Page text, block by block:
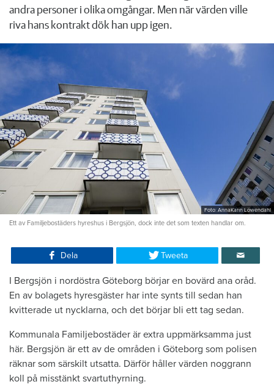
andra personer i olika omgångar. Men när värden ville
riva hans kontrakt dök han upp igen.
Foto: AnnaKarin Löwendahl
Ett av Familjebostäders hyreshus i Bergsjön, dock inte det som texten handlar om.
Dela Tweeta
I Bergsjön i nordöstra Göteborg börjar en bovärd ana oråd.
En av bolagets hyresgäster har inte synts till sedan han
kvitterade ut nycklarna, och det börjar bli ett tag sedan.
Kommunala Familjebostäder är extra uppmärksamma just
här. Bergsjön är ett av de områden i Göteborg som polisen
räknar som särskilt utsatta. Därför håller värden noggrann
koll på misstänkt svartuthyrning.